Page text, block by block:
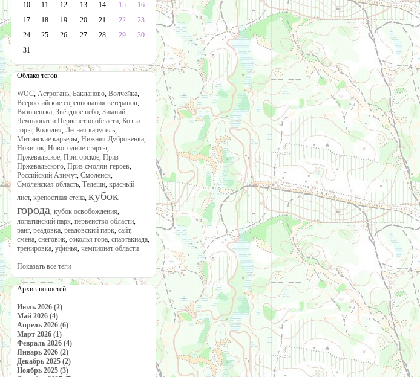
10
11 12 13 14 15
16
17
18 19 20 21 22
23
24
25 26 27 28 29
30
31
Облако тегов
WOC, Астрогань, Бакланово, Волчейка,
Всероссийские соревнования ветеранов,
Вязовенька, Звёздное небо, Зимний
Чемпионат и Первенство области, Козьи
горы, Колодня, Лесная карусель,
Митинские карьеры, Нижняя Дубровенка,
Новичок, Новогодние старты,
Пржевальское, Пригорское, Приз
Пржевальского, Приз смолян-героев,
Российский Азимут, Смоленск,
Смоленская область, Телеши, красный
лист, крепостная стена, кубок
города, кубок освобождения,
лопатинский парк, первенство области,
ранг, реадовка, реадовский парк, сайт,
смена, снеговик, соколья гора, спартакиада,
тренировка, уфинья, чемпионат области
Показать все теги
Архив новостей
Июль 2026 (2)
Май 2026 (4)
Апрель 2026 (6)
Март 2026 (1)
Февраль 2026 (4)
Январь 2026 (2)
Декабрь 2025 (2)
Ноябрь 2025 (3)